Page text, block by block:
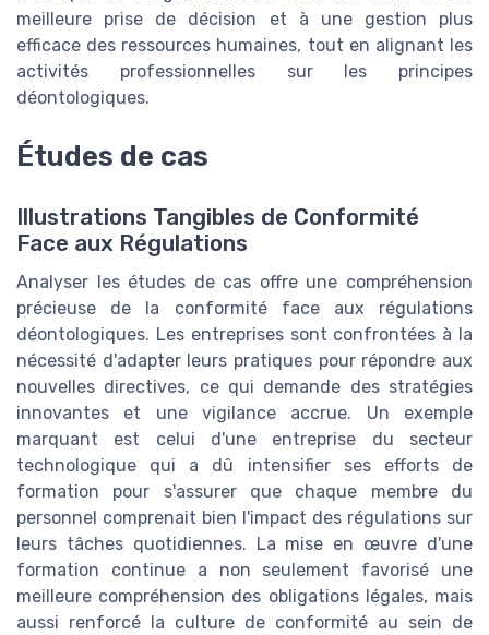
meilleure prise de décision et à une gestion plus
efficace des ressources humaines, tout en alignant les
activités professionnelles sur les principes
déontologiques.
Études de cas
Illustrations Tangibles de Conformité
Face aux Régulations
Analyser les études de cas offre une compréhension
précieuse de la conformité face aux régulations
déontologiques. Les entreprises sont confrontées à la
nécessité d'adapter leurs pratiques pour répondre aux
nouvelles directives, ce qui demande des stratégies
innovantes et une vigilance accrue. Un exemple
marquant est celui d'une entreprise du secteur
technologique qui a dû intensifier ses efforts de
formation pour s'assurer que chaque membre du
personnel comprenait bien l'impact des régulations sur
leurs tâches quotidiennes. La mise en œuvre d'une
formation continue a non seulement favorisé une
meilleure compréhension des obligations légales, mais
aussi renforcé la culture de conformité au sein de